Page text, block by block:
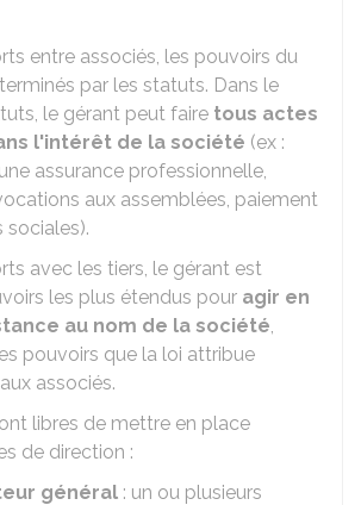
entre associés, les pouvoirs du
par les statuts. Dans le
le gérant peut faire tous actes
l'intérêt de la société (ex :
assurance professionnelle,
aux assemblées, paiement
sociales).
avec les tiers, le gérant est
les plus étendus pour agir en
au nom de la société,
pouvoirs que la loi attribue
associés.
libres de mettre en place
de direction :
général : un ou plusieurs